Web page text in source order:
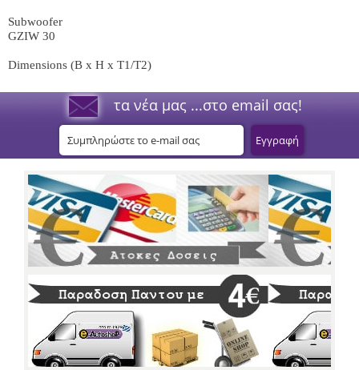
Subwoofer
GZIW 30
Dimensions (B x H x T1/T2)
τα νέα μας ...στο email σας!